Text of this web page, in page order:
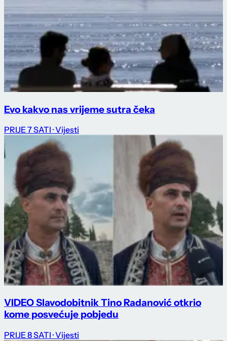
Evo kakvo nas vrijeme sutra čeka
PRIJE 7 SATI · Vijesti
VIDEO Slavodobitnik Tino Radanović otkrio
kome posvećuje pobjedu
PRIJE 8 SATI · Vijesti